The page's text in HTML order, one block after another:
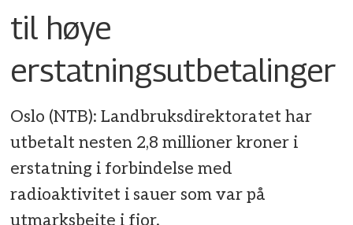
til høye
erstatningsutbetalinger
Oslo (NTB): Landbruksdirektoratet har
utbetalt nesten 2,8 millioner kroner i
erstatning i forbindelse med
radioaktivitet i sauer som var på
utmarksbeite i fjor.